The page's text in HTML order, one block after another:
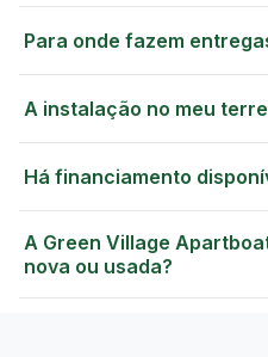
Para onde fazem
A instalação no meu
Há financiamento
A Green Village
nova ou usada?